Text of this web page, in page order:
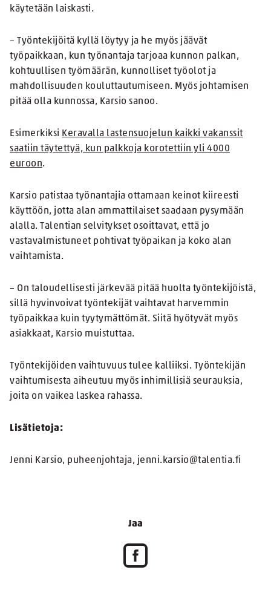
käytetään laiskasti.
– Työntekijöitä kyllä löytyy ja he myös jäävät
työpaikkaan, kun työnantaja tarjoaa kunnon palkan,
kohtuullisen työmäärän, kunnolliset työolot ja
mahdollisuuden kouluttautumiseen. Myös johtamisen
pitää olla kunnossa, Karsio sanoo.
Esimerkiksi Keravalla lastensuojelun kaikki vakanssit
saatiin täytettyä, kun palkkoja korotettiin yli 4000
euroon.
Karsio patistaa työnantajia ottamaan keinot kiireesti
käyttöön, jotta alan ammattilaiset saadaan pysymään
alalla. Talentian selvitykset osoittavat, että jo
vastavalmistuneet pohtivat työpaikan ja koko alan
vaihtamista.
– On taloudellisesti järkevää pitää huolta työntekijöistä,
sillä hyvinvoivat työntekijät vaihtavat harvemmin
työpaikkaa kuin tyytymättömät. Siitä hyötyvät myös
asiakkaat, Karsio muistuttaa.
Työntekijöiden vaihtuvuus tulee kalliiksi. Työntekijän
vaihtumisesta aiheutuu myös inhimillisiä seurauksia,
joita on vaikea laskea rahassa.
Lisätietoja:
Jenni Karsio, puheenjohtaja, jenni.karsio@talentia.fi
Jaa